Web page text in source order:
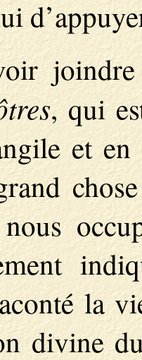
, qui
et
la
divine